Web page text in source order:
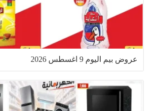
عروض بيم اليوم 9 اغسطس 2026